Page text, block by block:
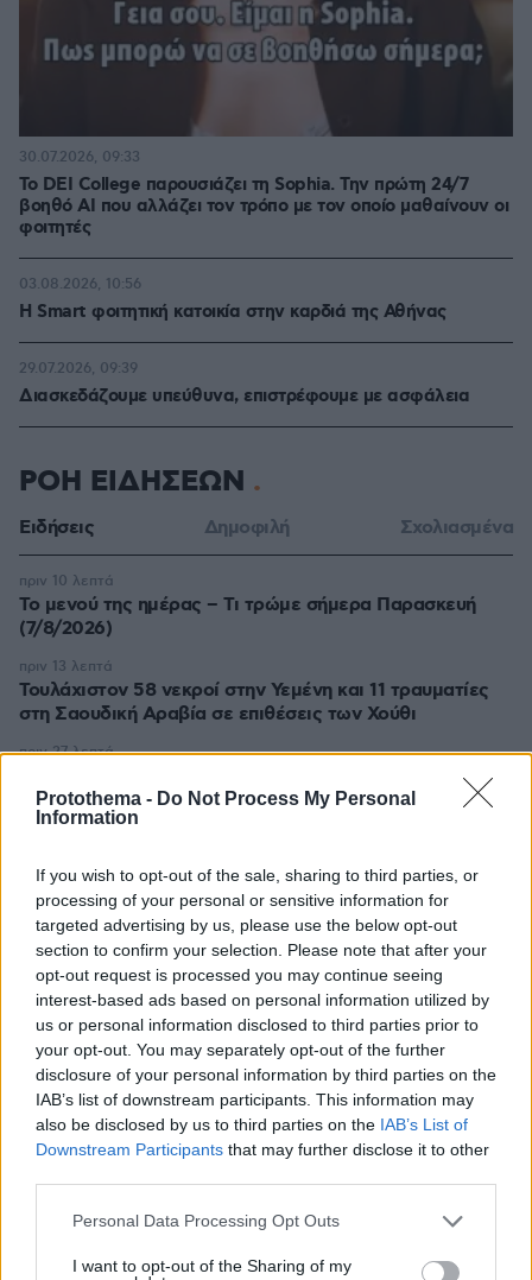
Protothema - Do Not Process My Personal
Information
If you wish to opt-out of the sale, sharing to third parties, or
processing of your personal or sensitive information for
targeted advertising by us, please use the below opt-out
section to confirm your selection. Please note that after your
opt-out request is processed you may continue seeing
interest-based ads based on personal information utilized by
us or personal information disclosed to third parties prior to
your opt-out. You may separately opt-out of the further
disclosure of your personal information by third parties on the
IAB’s list of downstream participants. This information may
also be disclosed by us to third parties on the IAB’s List of
Downstream Participants that may further disclose it to other
Please note that this website/app uses one or more Google
not limited to your visit or usage behaviour. You may click to
Personal Data Processing Opt Outs
I want to opt-out of the Sharing of my
Το DEI College παρουσιάζει τη Sophia. Την πρώτη 24/7
βοηθό AI που αλλάζει τον τρόπο με τον οποίο μαθαίνουν οι
φοιτητές
30.07.2026, 09:33
Η Smart φοιτητική κατοικία στην καρδιά της Αθήνας
03.08.2026, 10:56
Διασκεδάζουμε υπεύθυνα, επιστρέφουμε με ασφάλεια
29.07.2026, 09:39
ΡΟΗ ΕΙΔΗΣΕΩΝ
Ειδήσεις Δημοφιλή Σχολιασμένα
Το μενού της ημέρας – Τι τρώμε σήμερα Παρασκευή
(7/8/2026)
πριν 10 λεπτά
Τουλάχιστον 58 νεκροί στην Υεμένη και 11 τραυματίες
στη Σαουδική Αραβία σε επιθέσεις των Χούθι
πριν 13 λεπτά
Πέθανε σε ηλικία 26 ετών η influencer Σίντνεϊ Τάουλ
έπειτα από τριετή μάχη με σπάνια μορφή καρκίνου
πριν 27 λεπτά
«Έγκλημα πολέμου» ο ισραηλινός βομβαρδισμός που
σκότωσε δημοσιογράφο στον Λίβανο, καταγγέλλουν
τρεις ΜΚΟ
07.08.2026, 04:54
Επεισόδια μεταξύ διαδηλωτών και αστυνομικών έξω
από τη Γερουσία στην Αργεντινή, δείτε βίντεο
07.08.2026, 04:13
Σαουδική Αραβία, Τουρκία και Πακιστάν ετοιμάζονται
να υπογράψουν συμφωνία αμοιβαίας άμυνας
07.08.2026, 03:38
για την εξαφάνιση των 43 φοιτητών το 2014
07.08.2026, 03:01
07.08.2026, 02:35